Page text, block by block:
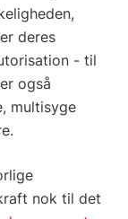
deres
- til
også
multisyge
nok til det